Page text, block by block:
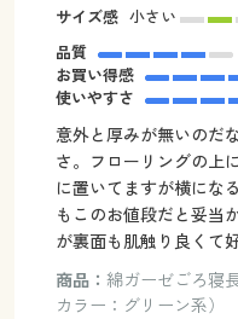
サイズ感 小さい
品質
お買い得感
使いやすさ
意外と厚みが無いのだ
さ。フローリングの上
に置いてますが横にな
もこのお値段だと妥当
が裏面も肌触り良くて
商品： 綿ガーゼごろ寝
カラー：グリーン系）